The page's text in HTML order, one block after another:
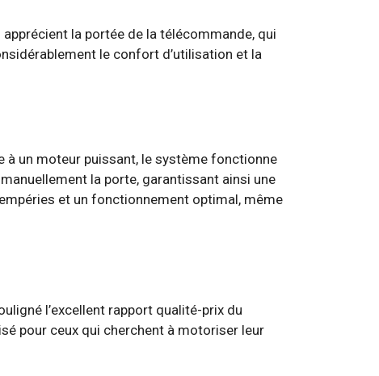
la portée de la télécommande, qui
le confort d’utilisation et la
à un moteur puissant, le système fonctionne
la porte, garantissant ainsi une
et un fonctionnement optimal, même
l’excellent rapport qualité-prix du
pour ceux qui cherchent à motoriser leur